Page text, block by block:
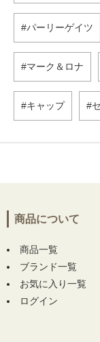
パーリーゲイツ
マーク＆ロナ
キャップ
商品について
商品一覧
ブランド一覧
お気に入り一覧
ログイン